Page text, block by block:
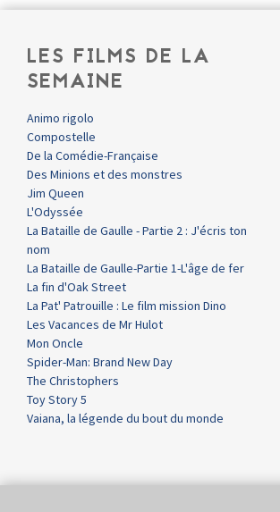
LES FILMS DE LA
SEMAINE
Animo rigolo
Compostelle
De la Comédie-Française
Des Minions et des monstres
Jim Queen
L'Odyssée
La Bataille de Gaulle - Partie 2 : J'écris ton
nom
La Bataille de Gaulle-Partie 1-L'âge de fer
La fin d'Oak Street
La Pat' Patrouille : Le film mission Dino
Les Vacances de Mr Hulot
Mon Oncle
Spider-Man: Brand New Day
The Christophers
Toy Story 5
Vaiana, la légende du bout du monde